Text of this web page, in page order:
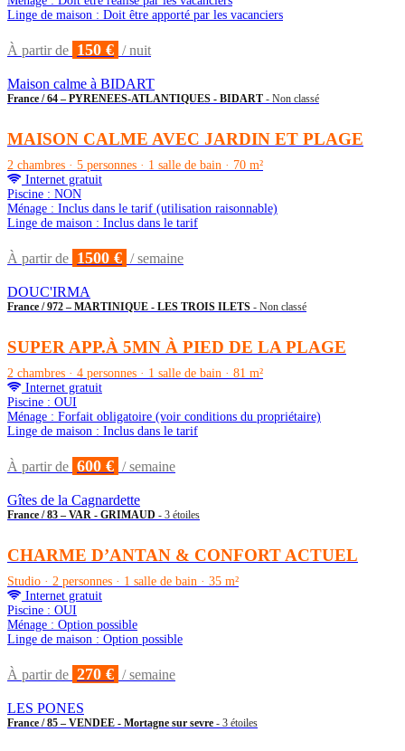
Linge de maison : Doit être apporté par les vacanciers
À partir de 150 € / nuit
Maison calme à BIDART
France / 64 – PYRENEES-ATLANTIQUES - BIDART - Non classé
MAISON CALME AVEC JARDIN ET PLAGE
2 chambres · 5 personnes · 1 salle de bain · 70 m²
Internet gratuit
Piscine : NON
Ménage : Inclus dans le tarif (utilisation raisonnable)
Linge de maison : Inclus dans le tarif
À partir de 1500 € / semaine
DOUC'IRMA
France / 972 – MARTINIQUE - LES TROIS ILETS - Non classé
SUPER APP.À 5MN À PIED DE LA PLAGE
2 chambres · 4 personnes · 1 salle de bain · 81 m²
Internet gratuit
Piscine : OUI
Ménage : Forfait obligatoire (voir conditions du propriétaire)
Linge de maison : Inclus dans le tarif
À partir de 600 € / semaine
Gîtes de la Cagnardette
France / 83 – VAR - GRIMAUD - 3 étoiles
CHARME D’ANTAN & CONFORT ACTUEL
Studio · 2 personnes · 1 salle de bain · 35 m²
Internet gratuit
Piscine : OUI
Ménage : Option possible
Linge de maison : Option possible
À partir de 270 € / semaine
LES PONES
France / 85 – VENDEE - Mortagne sur sevre - 3 étoiles